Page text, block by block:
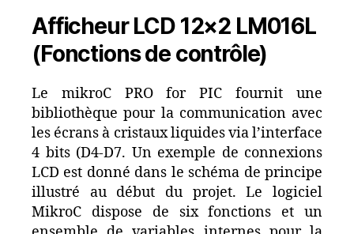
Afficheur LCD 12×2 LM016L
(Fonctions de contrôle)
Le mikroC PRO for PIC fournit une
bibliothèque pour la communication avec
les écrans à cristaux liquides via l’interface
4 bits (D4-D7. Un exemple de connexions
LCD est donné dans le schéma de principe
illustré au début du projet. Le logiciel
MikroC dispose de six fonctions et un